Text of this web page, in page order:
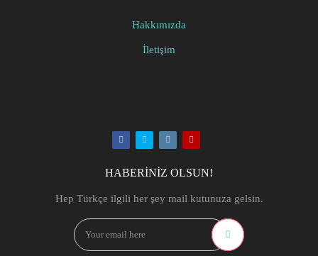
Hakkımızda
İletişim
HABERİNİZ OLSUN!
Hep Türkçe ilgili her şey mail kutunuza gelsin.